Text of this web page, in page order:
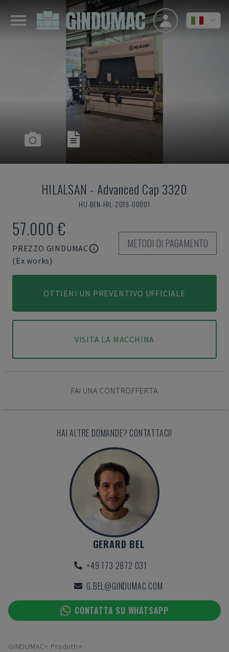
HILALSAN - Advanced Cap 3320
HU-BEN-HIL-2019-00001
57.000 €
PREZZO GINDUMAC
(Ex works)
METODI DI PAGAMENTO
OTTIENI UN PREVENTIVO UFFICIALE
VISITA LA MACCHINA
FAI UNA CONTROFFERTA
HAI ALTRE DOMANDE? CONTATTACI!
GERARD BEL
+49 173 2872 031
G.BEL@GINDUMAC.COM
CONTATTA SU WHATSAPP
GINDUMAC
Prodotti